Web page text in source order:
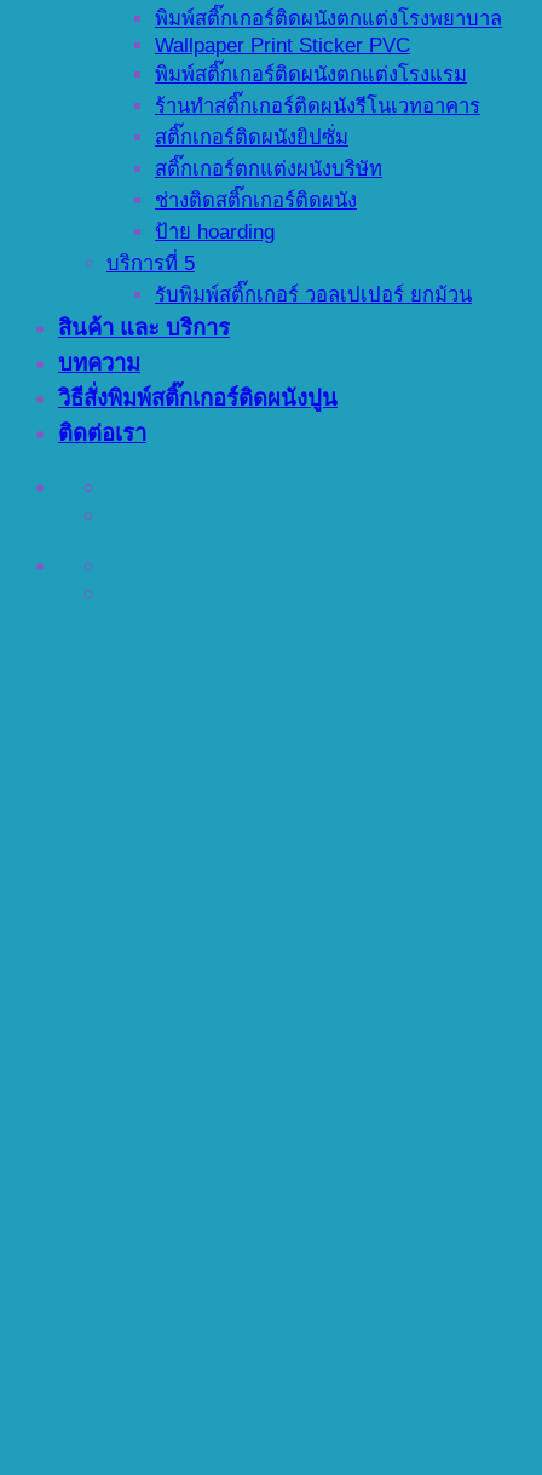
พิมพ์สติ๊กเกอร์ติดผนังตกแต่งโรงพยาบาล
Wallpaper Print Sticker PVC
พิมพ์สติ๊กเกอร์ติดผนังตกแต่งโรงแรม
ร้านทำสติ๊กเกอร์ติดผนังรีโนเวทอาคาร
สติ๊กเกอร์ติดผนังยิปซั่ม
สติ๊กเกอร์ตกแต่งผนังบริษัท
ช่างติดสติ๊กเกอร์ติดผนัง
ป้าย hoarding
บริการที่ 5
รับพิมพ์สติ๊กเกอร์ วอลเปเปอร์ ยกม้วน
สินค้า และ บริการ
บทความ
วิธีสั่งพิมพ์สติ๊กเกอร์ติดผนังปูน
ติดต่อเรา